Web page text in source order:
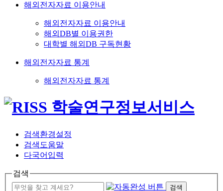
해외전자자료 이용안내
해외전자자료 이용안내
해외DB별 이용권한
대학별 해외DB 구독현황
해외전자자료 통계
해외전자자료 통계
검색환경설정
검색도움말
다국어입력
검색
검색